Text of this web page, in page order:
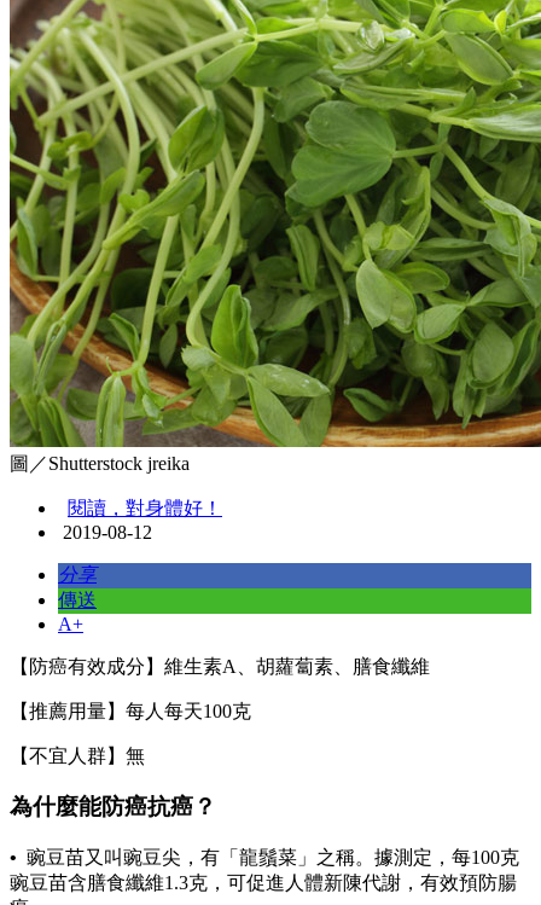
圖／Shutterstock jreika
閱讀，對身體好！
2019-08-12
分享
傳送
A+
【防癌有效成分】維生素A、胡蘿蔔素、膳食纖維
【推薦用量】每人每天100克
【不宜人群】無
為什麼能防癌抗癌？
• 豌豆苗又叫豌豆尖，有「龍鬚菜」之稱。據測定，每100克
豌豆苗含膳食纖維1.3克，可促進人體新陳代謝，有效預防腸